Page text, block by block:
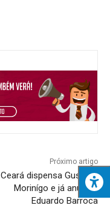
Próximo artigo
Ceará dispensa Gustavo
Morinígo e já anuncia
Eduardo Barroca